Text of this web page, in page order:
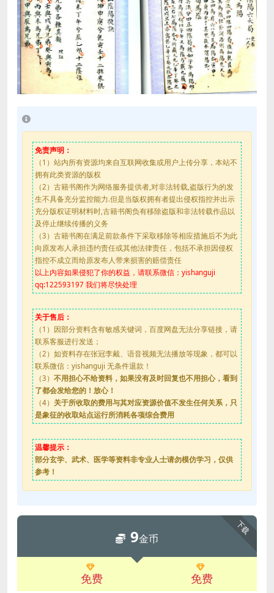
免责声明：
（1）站内所有资源均来自互联网收集或用户上传分享，本站不
拥有此类资源的版权
（2）古籍书阁作为网络服务提供者,对非法转载,盗版行为的发
生不具备充分监控能力.但是当版权拥有者提出侵权指控并出示
充分版权证明材料时,古籍书阁负有移除盗版和非法转载作品以
及停止继续传播的义务
（3）古籍书阁在满足前款条件下采取移除等相应措施后不为此
向原发布人承担违约责任或其他法律责任，包括不承担因侵权
指控不成立而给原发布人带来损害的赔偿责任
以上内容如果侵犯了你的权益，请联系微信：yishanguji
qq:122593197 我们将尽快处理
关于售后：
（1）因部分资料含有敏感关键词，百度网盘无法分享链接，请
联系客服进行发送；
（2）如资料存在张冠李戴、语音视频无法播放等现象，都可以
联系微信：yishanguji 无条件退款！
（3） 不用担心不给资料，如果没有及时回复也不用担心，看到
了都会发给您的！放心！
（4） 关于所收取的费用与其对应资源价值不发生任何关系，只
是象征的收取站点运行所消耗各项综合费用
温馨提示：
部分玄学、武术、医学等资料非专业人士请勿模仿学习，仅供
参考！
下载
9金币
免费 免费